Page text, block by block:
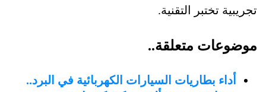
تجريبية تختبر التقنية.
موضوعات متعلقة..
أداء بطاريات السيارات الكهربائية في البرد..